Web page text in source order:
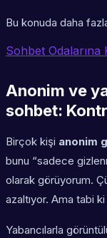
Bu konuda daha
Sohbet Odalarına
Anonim ve
sohbet:
Birçok kişi anonim
bunu “sadece
olarak görüyorum.
azaltıyor. Ama tabi
Yabancılarla